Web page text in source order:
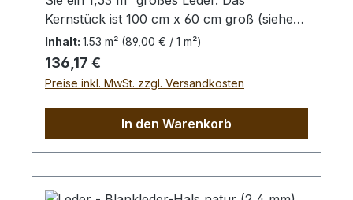
Kernstück ist 100 cm x 60 cm groß (siehe
Foto 4).
Inhalt: 1.53 m² (89,00 € / 1 m²)
Regulärer Preis:
136,17 €
Preise inkl. MwSt. zzgl. Versandkosten
In den Warenkorb